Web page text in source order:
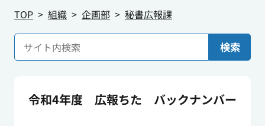
TOP
組織 企画部 秘書広報課
検索
令和4年度 広報ちた バックナンバー